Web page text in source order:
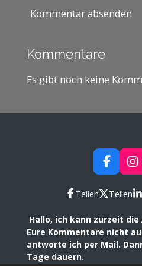
Kommentar absenden
Kommentare
Es gibt noch keine
F
a
c
e
o
o
k
I
n
s
t
a
g
r
a
m
Teilen Teilen
Hallo, ich kann zurzeit
Eure Kommentare nicht
antworte ich per Mail.
Tage dauern.